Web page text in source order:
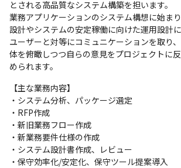
とされる高品質なシステム構築を担います。
業務アプリケーションのシステム構想に始ま
設計やシステムの安定稼働に向けた運用設計に
ユーザーと対等にコミュニケーションを取り
体を俯瞰しつつ自らの意見をプロジェクトに
められます。
【主な業務内容】
・システム分析、パッケージ選定
・RFP作成
・新旧業務フロー作成
・新業務要件仕様の作成
・システム設計書作成、レビュー
・保守効率化/安定化、保守ツール提案導入